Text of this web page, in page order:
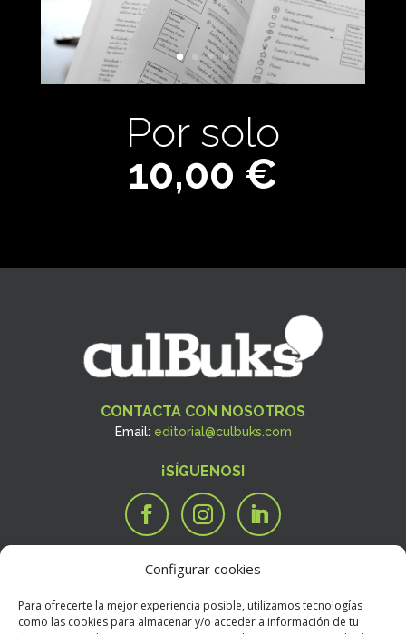
Configurar cookies
Para ofrecerte la mejor experiencia posible, utilizamos tecnologías
como las cookies para almacenar y/o acceder a información de tu
Por solo
10,00 €
CONTACTA CON NOSOTROS
Email: editorial@culbuks.com
¡SÍGUENOS!
i Tengo un manuscrito